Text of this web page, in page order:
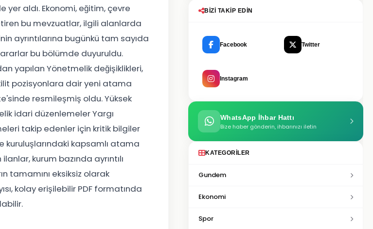
aldı. Ekonomi, eğitim, çevre
bu mevzuatlar, ilgili alanlarda
ayrıntılarına bugünkü tam sayıda
bu bölümde duyuruldu.
yapılan Yönetmelik değişiklikleri,
pozisyonlara dair yeni atama
resmileşmiş oldu. Yüksek
idari düzenlemeler Yargı
takip edenler için kritik bilgiler
kuruluşlarındaki kapsamlı atama
kurum bazında ayrıntılı
tamamını eksiksiz olarak
kolay erişilebilir PDF formatında
BIZI TAKIP EDIN
Facebook Twitter
Instagram
WhatsApp İhbar Hattı
Bize haber gönderin, ihbarınızı iletin
KATEGORILER
Gundem
Ekonomi
Spor